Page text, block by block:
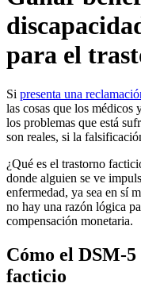
para el
Si presenta una
las cosas que los médicos
los problemas que está
son reales, si la
¿Qué es el trastorno
donde alguien se ve
enfermedad, ya sea en sí
no hay una razón lógica
compensación monetaria.
Cómo el DSM-
facticio